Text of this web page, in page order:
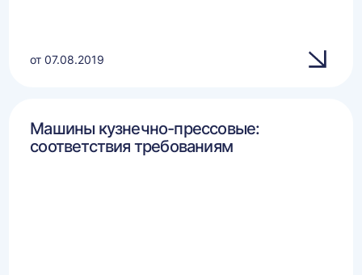
от 07.08.2019
Машины кузнечно-прессовые:
соответствия требованиям